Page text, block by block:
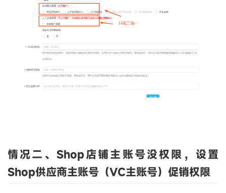
情况二、Shop店铺主账号没权限，设置
Shop供应商主账号（VC主账号）促销权限